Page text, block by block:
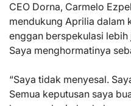
CEO Dorna, Carmelo
mendukung Aprilia dalam
enggan berspekulasi lebih
Saya menghormatinya
“Saya tidak menyesal.
Semua keputusan saya